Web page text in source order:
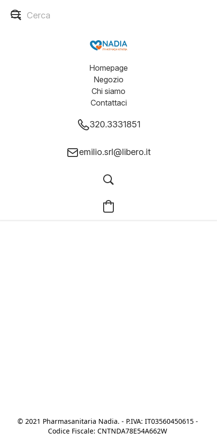
Homepage
Negozio
Chi siamo
Contattaci
320.3331851
emilio.srl@libero.it
© 2021 Pharmasanitaria Nadia. - P.IVA: IT03560450615 -
Codice Fiscale: CNTNDA78E54A662W